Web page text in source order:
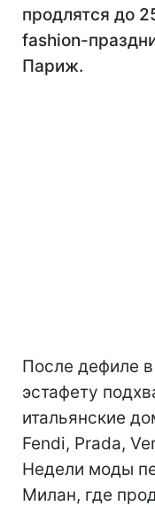
продлятся до
fashion-
Париж.
После дефиле
эстафету
итальянские
Fendi, Prada,
Недели моды
Милан, где